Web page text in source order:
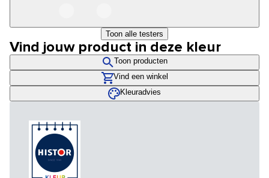
Toon alle testers
Vind jouw product in deze kleur
Toon producten
Vind een winkel
Kleuradvies